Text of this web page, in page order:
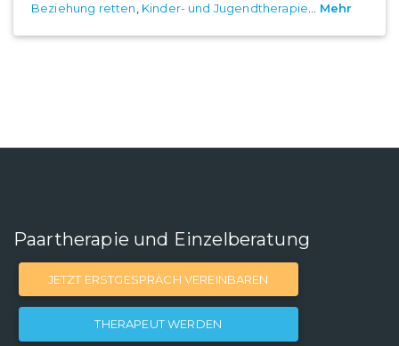
Beziehung retten Kinder- und Jugendtherapie Mehr
Paartherapie und Einzelberatung
JETZT ERSTGESPRÄCH VEREINBAREN
THERAPEUT WERDEN